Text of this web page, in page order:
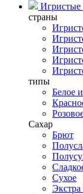
Игристые
страны
типы
Белое
Сахар
Брют
Сухое